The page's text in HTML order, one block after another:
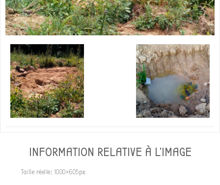
INFORMATION RELATIVE À L'IMAGE
Taille réelle: 1000×605px